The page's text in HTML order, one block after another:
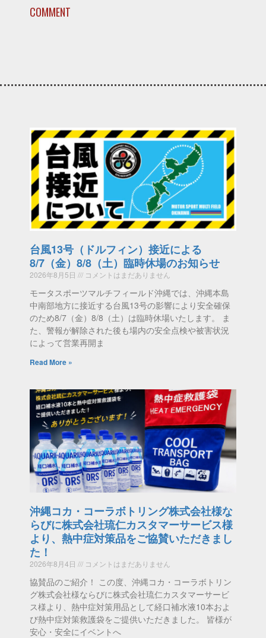
COMMENT
台風13号（ドルフィン）接近による
8/7（金）8/8（土）臨時休場のお知らせ
2026年8月5日 コメントはまだありません
モータスポーツマルチフィールド沖縄では、沖縄本島
中南部地方に接近する台風13号の影響により安全確保
のため8/7（金）8/8（土）は臨時休場いたします。 ま
た、警報が解除された後も場内の安全点検や被害状況
によって営業再開ま
Read More »
沖縄コカ・コーラボトリング株式会社様な
らびに株式会社琉仁カスタマーサービス様
より、熱中症対策品をご協賛いただきまし
た！
2026年8月4日 コメントはまだありません
協賛品のご紹介！ この度、沖縄コカ・コーラボトリン
グ株式会社様ならびに株式会社琉仁カスタマーサービ
ス様より、熱中症対策用品として経口補水液10本およ
び熱中症対策救護袋をご提供いただきました。 皆様が
安心・安全にイベントへ